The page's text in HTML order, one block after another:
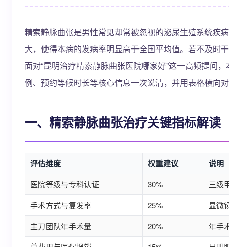
精索静脉曲张是男性常见却常被忽视的泌尿生殖系统疾
大，使得本病的发病率明显高于全国平均值。若不及时
面对“昆明治疗精索静脉曲张医院哪家好”这一高频提问
例、预约等候时长等核心信息一次说清，并用表格横向
一、精索静脉曲张治疗关键指标解读
评估维度 权重建议 说明
医院等级与专科认证 30%
三级
手术方式与复发率
25%
显微
主刀团队年手术量
20%
年手